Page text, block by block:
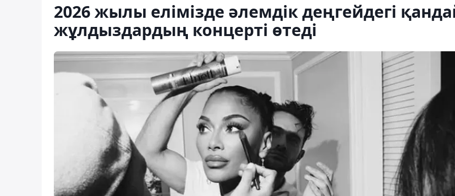
2026 жылы елімізде әлемдік деңгейдегі
жұлдыздардың концерті өтеді